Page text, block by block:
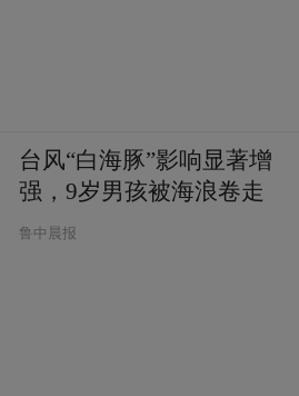
台风“白海豚”影响显著增
强，9岁男孩被海浪卷走
鲁中晨报